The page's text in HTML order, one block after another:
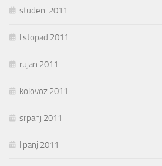
studeni 2011
listopad 2011
rujan 2011
kolovoz 2011
srpanj 2011
lipanj 2011